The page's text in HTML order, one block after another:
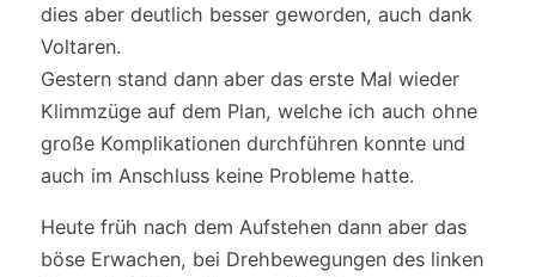
dies aber deutlich besser geworden, auch dank
Voltaren.
Gestern stand dann aber das erste Mal wieder
Klimmzüge auf dem Plan, welche ich auch ohne
große Komplikationen durchführen konnte und
auch im Anschluss keine Probleme hatte.
Heute früh nach dem Aufstehen dann aber das
böse Erwachen, bei Drehbewegungen des linken